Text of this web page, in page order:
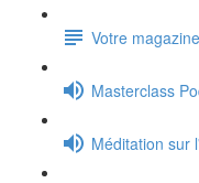
Votre
Masterclass
Méditation sur